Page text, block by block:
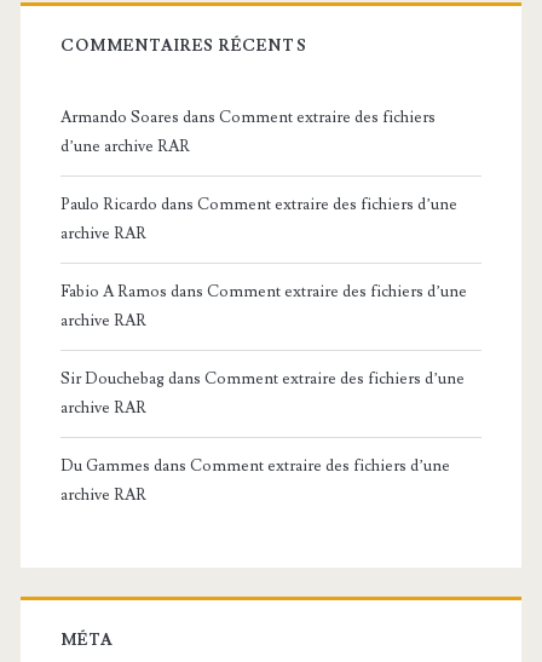
COMMENTAIRES RÉCENTS
Armando Soares dans Comment extraire des fichiers
d’une archive RAR
Paulo Ricardo dans Comment extraire des fichiers d’une
archive RAR
Fabio A Ramos dans Comment extraire des fichiers d’une
archive RAR
Sir Douchebagdans Comment extraire des fichiers d’une
archive RAR
Du Gammes dans Comment extraire des fichiers d’une
archive RAR
MÉTA